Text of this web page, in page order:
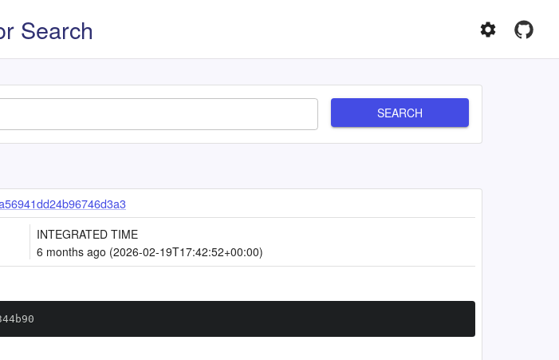
Search
SEARCH
INTEGRATED TIME
6 months ago (2026-02-19T17:42:52+00:00)